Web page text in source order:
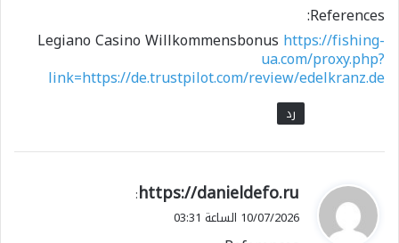
References:
Legiano Casino Willkommensbonus https://fishing-
ua.com/proxy.php?
link=https://de.trustpilot.com/review/edelkranz.de
رد
ي
ق
https://danieldefo.ru
:
10/07/2026 الساعة 03:31